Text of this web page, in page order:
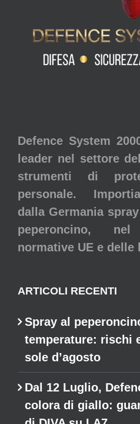
Defence System
leader nel settore
strumenti di
personale.
dalla Germania
peperoncino,
normative UE e delle
ARTICOLI RECENTI
Spray al
temperature: rischi
sole d’agosto
Dal 12 Luglio,
colora di giallo: